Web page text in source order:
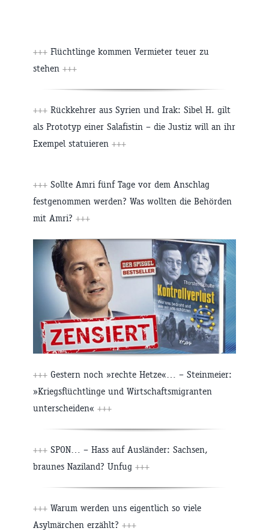
+++ Flüchtlinge kommen Vermieter teuer zu
stehen +++
+++ Rückkehrer aus Syrien und Irak: Sibel H. gilt
als Prototyp einer Salafistin – die Justiz will an ihr
Exempel statuieren +++
+++ Sollte Amri fünf Tage vor dem Anschlag
festgenommen werden? Was wollten die Behörden
mit Amri? +++
+++ Gestern noch »rechte Hetze«… – Steinmeier:
»Kriegsflüchtlinge und Wirtschaftsmigranten
unterscheiden« +++
+++ SPON… – Hass auf Ausländer: Sachsen,
braunes Naziland? Unfug +++
+++ Warum werden uns eigentlich so viele
Asylmärchen erzählt? +++